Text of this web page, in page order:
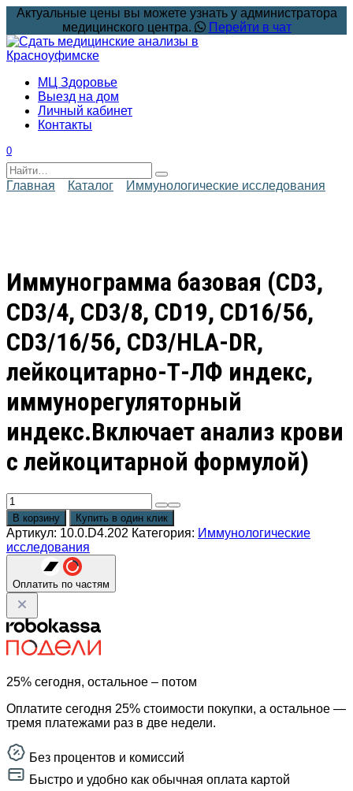
Перейти
содержанию
Актуальные цены вы можете узнать у администратора
медицинского центра.
Перейти в чат
МЦ Здоровье
Выезд на дом
Личный кабинет
Контакты
0
Search
for:
Главная Каталог Иммунологические исследования
Иммунограмма базовая (CD3,
CD3/4, CD3/8, CD19, CD16/56,
CD3/16/56, CD3/HLA-DR,
лейкоцитарно-Т-ЛФ индекс,
иммунорегуляторный
индекс.Включает анализ крови
с лейкоцитарной формулой)
Количество
товара
Иммунограмма
базовая
(CD3,
CD3/4,
CD3/8,
CD19,
CD16/56,
CD3/16/56,
CD3/HLA-
DR,
Т-
индекс,
иммунорегуляторный
анализ
крови
с
В корзину Купить в один клик
Артикул: 10.0.D4.202 Категория: Иммунологические
исследования
Оплатить по частям
25% сегодня, остальное – потом
Оплатите сегодня 25% стоимости покупки, а остальное —
тремя платежами раз в две недели.
Без процентов и комиссий
Быстро и удобно как обычная оплата картой